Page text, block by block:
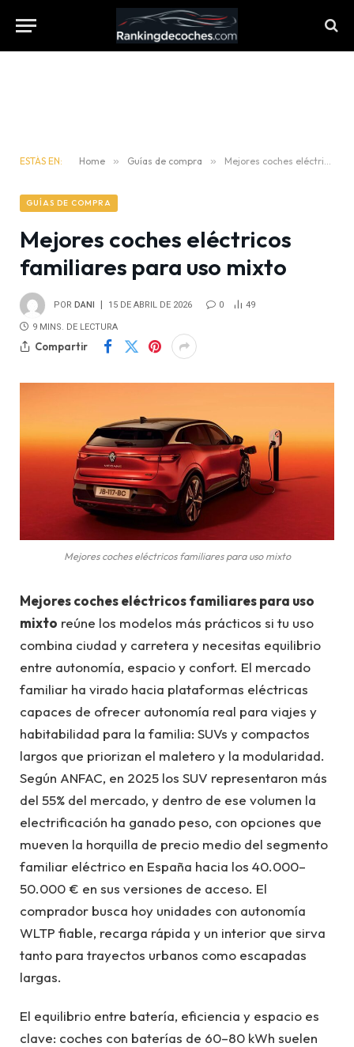
ESTÁS EN: Home » Guías de compra » Mejores coches eléctricos familiares para uso mixto
GUÍAS DE COMPRA
Mejores coches eléctricos
familiares para uso mixto
POR DANI 15 DE ABRIL DE 2026 0 49
9 MINS. DE LECTURA
Compartir
Mejores coches eléctricos familiares para uso mixto
Mejores coches eléctricos familiares para uso
mixto reúne los modelos más prácticos si tu uso
combina ciudad y carretera y necesitas equilibrio
entre autonomía, espacio y confort. El mercado
familiar ha virado hacia plataformas eléctricas
capaces de ofrecer autonomía real para viajes y
habitabilidad para la familia: SUVs y compactos
largos que priorizan el maletero y la modularidad.
Según ANFAC, en 2025 los SUV representaron más
del 55% del mercado, y dentro de ese volumen la
electrificación ha ganado peso, con opciones que
mueven la horquilla de precio medio del segmento
familiar eléctrico en España hacia los 40.000–
50.000 € en sus versiones de acceso. El
comprador busca hoy unidades con autonomía
WLTP fiable, recarga rápida y un interior que sirva
tanto para trayectos urbanos como escapadas
largas.
El equilibrio entre batería, eficiencia y espacio es
clave: coches con baterías de 60–80 kWh suelen